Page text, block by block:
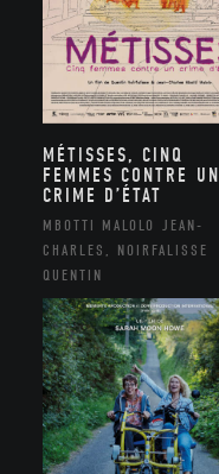
MÉTISSES, CINQ
FEMMES CONTRE UN
CRIME D’ÉTAT
MBOTTI MALOLO JEAN-
CHARLES, NOIRFALISSE
QUENTIN